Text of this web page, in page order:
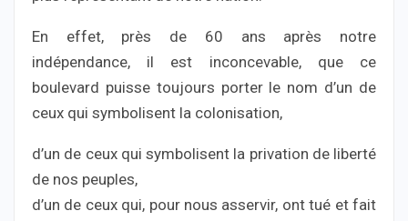
En effet, près de 60 ans après notre
indépendance, il est inconcevable, que ce
boulevard puisse toujours porter le nom d’un de
ceux qui symbolisent la colonisation,
d’un de ceux qui symbolisent la privation de liberté
de nos peuples,
d’un de ceux qui, pour nous asservir, ont tué et fait